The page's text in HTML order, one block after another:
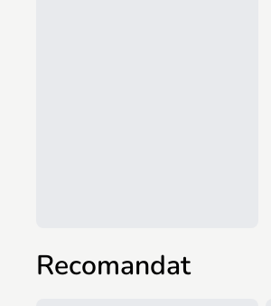
Recomandat